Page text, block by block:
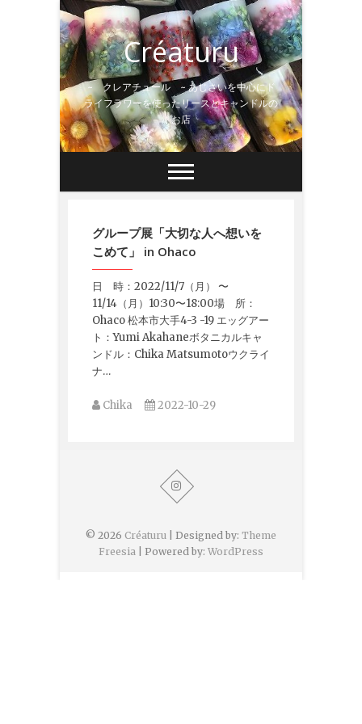
Skip
to
content
Créaturu
~ クレアチュール ~ あじさいを中心にド
ライフラワーを使ったリースとキャンドルの
お店
グループ展「大切な人へ想いを
こめて」 in Ohaco
日 時：2022/11/7（月） 〜
11/14（月）10:30〜18:00場 所：
Ohaco 松本市大手4-3 -19 エッグアー
ト：Yumi Akahaneボタニカルキャ
ンドル：Chika Matsumotoウクライ
ナ…
Chika 2022-10-29
© 2026 Créaturu | Designed by: Theme
Freesia | Powered by: WordPress